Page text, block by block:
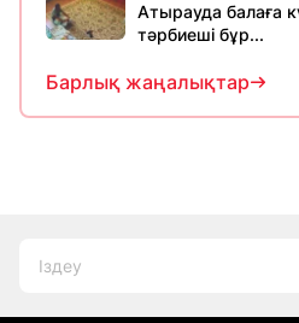
Атырауда балаға
тәрбиеші бұр...
Барлық жаңалықтар